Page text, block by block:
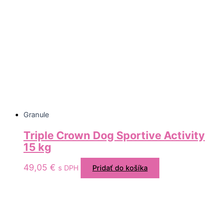
Granule
Triple Crown Dog Sportive Activity
15 kg
49,05 € s DPH Pridať do košíka